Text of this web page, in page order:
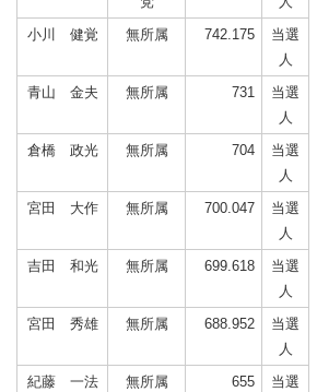
小川 健覚
無所属 742.175
当選
人
青山 金夫
無所属 731
当選
人
倉橋 政光
無所属 704
当選
人
宮田 大作
無所属 700.047
当選
人
吉田 和光
無所属 699.618
当選
人
宮田 秀雄
無所属 688.952
当選
人
紀藤 一法
無所属 655
当選